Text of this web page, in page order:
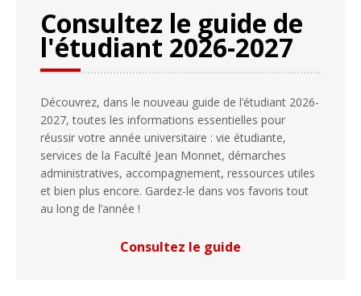
Consultez le guide de
l'étudiant 2026-2027
Découvrez, dans le nouveau guide de l’étudiant 2026-
2027, toutes les informations essentielles pour
réussir votre année universitaire : vie étudiante,
services de la Faculté Jean Monnet, démarches
administratives, accompagnement, ressources utiles
et bien plus encore. Gardez-le dans vos favoris tout
au long de l’année !
Consultez le guide